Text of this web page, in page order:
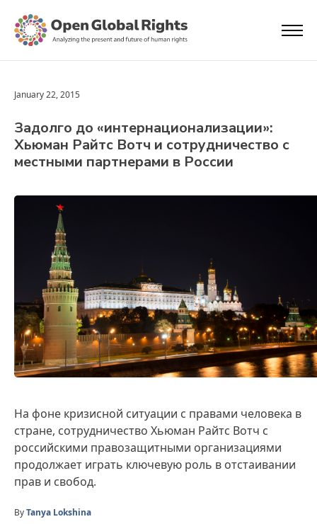
January 22, 2015
Задолго до «интернационализации»:
Хьюман Райтс Вотч и сотрудничество с
местными партнерами в России
На фоне кризисной ситуации с правами человека в
стране, сотрудничество Хьюман Райтс Вотч с
российскими правозащитными организациями
продолжает играть ключевую роль в отстаивании
прав и свобод.
ByTanya Lokshina